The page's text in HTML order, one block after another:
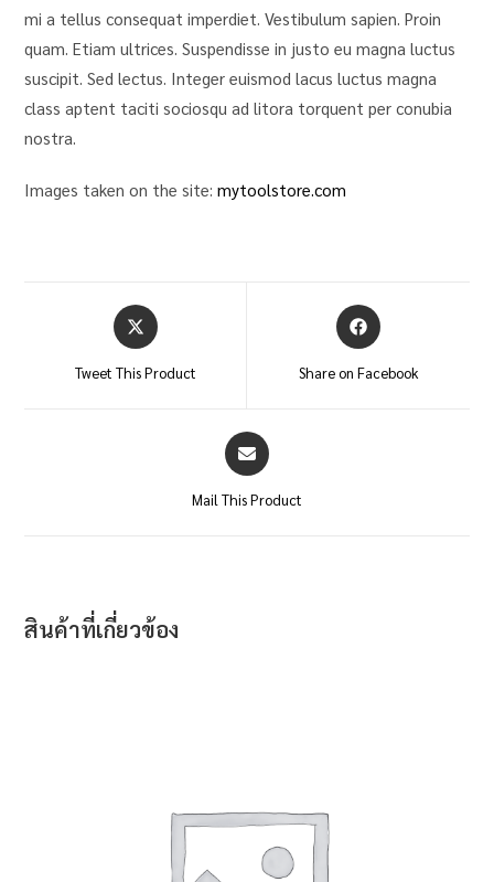
mi a tellus consequat imperdiet. Vestibulum sapien. Proin
quam. Etiam ultrices. Suspendisse in justo eu magna luctus
suscipit. Sed lectus. Integer euismod lacus luctus magna
class aptent taciti sociosqu ad litora torquent per conubia
nostra.
Images taken on the site:mytoolstore.com
Tweet This Product Share on Facebook
Mail This Product
สินค้าที่เกี่ยวข้อง